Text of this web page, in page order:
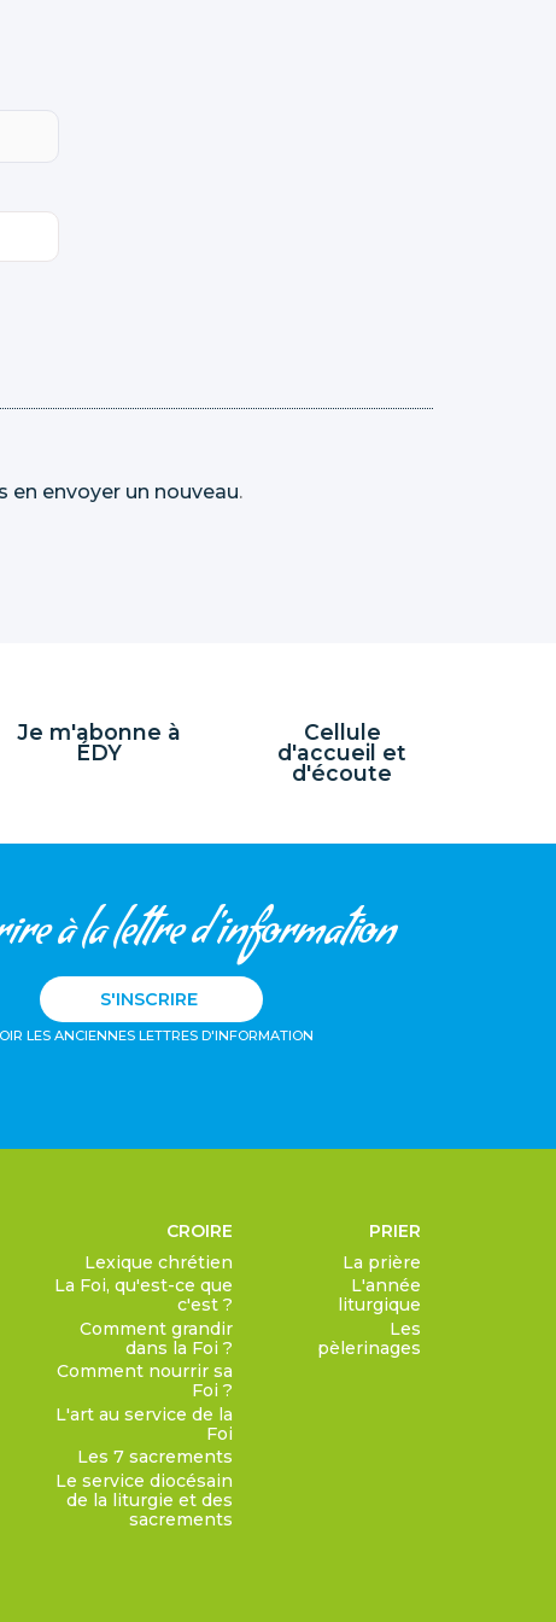
en envoyer un nouveau.
Je m'abonne à
ÉDY
Cellule
d'accueil et
d'écoute
à la lettre d'information
S'INSCRIRE
LES ANCIENNES LETTRES D'INFORMATION
CROIRE
Lexique chrétien
La Foi, qu'est-ce que
c'est ?
Comment grandir
dans la Foi ?
Comment nourrir sa
Foi ?
L'art au service de la
Foi
Les 7 sacrements
Le service diocésain
de la liturgie et des
sacrements
PRIER
La prière
L'année
liturgique
Les
pèlerinages